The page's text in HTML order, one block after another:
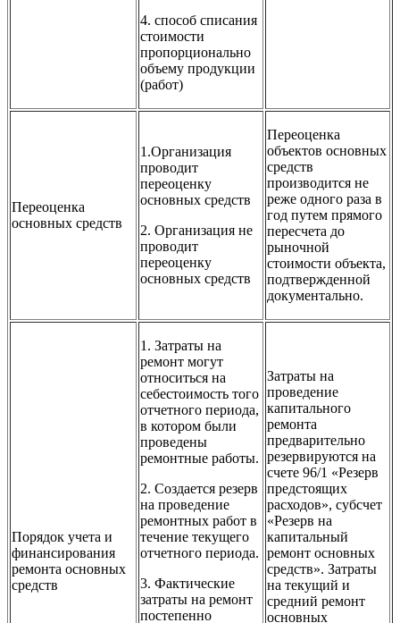
4. способ списания
стоимости
пропорционально
объему продукции
(работ)
Переоценка
основных средств
1.Организация
проводит
переоценку
основных средств
2. Организация не
проводит
переоценку
основных средств
Переоценка
объектов основных
средств
производится не
реже одного раза в
год путем прямого
пересчета до
рыночной
стоимости объекта,
подтвержденной
документально.
Порядок учета и
финансирования
ремонта основных
средств
1. Затраты на
ремонт могут
относиться на
себестоимость того
отчетного периода,
в котором были
проведены
ремонтные работы.
2. Создается резерв
на проведение
ремонтных работ в
течение текущего
отчетного периода.
3. Фактические
затраты на ремонт
постепенно
Затраты на
проведение
капитального
ремонта
предварительно
резервируются на
счете 96/1 «Резерв
предстоящих
расходов», субсчет
«Резерв на
капитальный
ремонт основных
средств». Затраты
на текущий и
средний ремонт
основных